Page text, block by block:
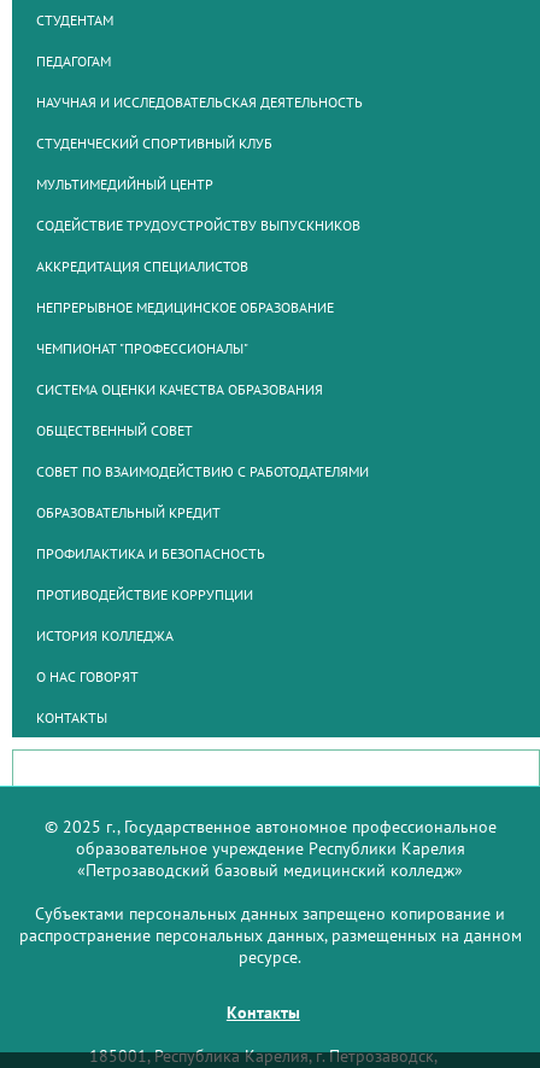
СТУДЕНТАМ
ПЕДАГОГАМ
НАУЧНАЯ И ИССЛЕДОВАТЕЛЬСКАЯ ДЕЯТЕЛЬНОСТЬ
СТУДЕНЧЕСКИЙ СПОРТИВНЫЙ КЛУБ
МУЛЬТИМЕДИЙНЫЙ ЦЕНТР
СОДЕЙСТВИЕ ТРУДОУСТРОЙСТВУ ВЫПУСКНИКОВ
АККРЕДИТАЦИЯ СПЕЦИАЛИСТОВ
НЕПРЕРЫВНОЕ МЕДИЦИНСКОЕ ОБРАЗОВАНИЕ
ЧЕМПИОНАТ "ПРОФЕССИОНАЛЫ"
СИСТЕМА ОЦЕНКИ КАЧЕСТВА ОБРАЗОВАНИЯ
ОБЩЕСТВЕННЫЙ СОВЕТ
СОВЕТ ПО ВЗАИМОДЕЙСТВИЮ С РАБОТОДАТЕЛЯМИ
ОБРАЗОВАТЕЛЬНЫЙ КРЕДИТ
ПРОФИЛАКТИКА И БЕЗОПАСНОСТЬ
ПРОТИВОДЕЙСТВИЕ КОРРУПЦИИ
ИСТОРИЯ КОЛЛЕДЖА
О НАС ГОВОРЯТ
КОНТАКТЫ
© 2025 г., Государственное автономное профессиональное
образовательное учреждение Республики Карелия
«Петрозаводский базовый медицинский колледж»
Субъектами персональных данных запрещено копирование и
распространение персональных данных, размещенных на данном
ресурсе.
Контакты
185001, Республика Карелия, г. Петрозаводск,